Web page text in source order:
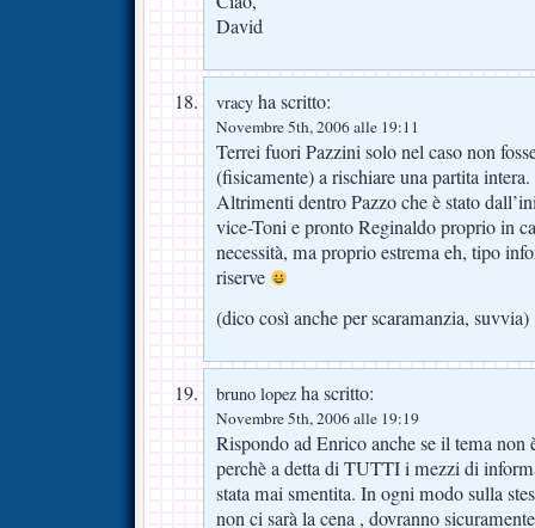
David
vracy ha scritto:
Novembre 5th, 2006 alle 19:11
Terrei fuori Pazzini solo nel caso non
(fisicamente) a rischiare una partita
Altrimenti dentro Pazzo che è stato
vice-Toni e pronto Reginaldo proprio in
necessità, ma proprio estrema eh, tipo
riserve
(dico così anche per scaramanzia, suvvia)
bruno lopez ha scritto:
Novembre 5th, 2006 alle 19:19
Rispondo ad Enrico anche se il tema non
perchè a detta di TUTTI i mezzi di
stata mai smentita. In ogni modo sulla
non ci sarà la cena , dovranno